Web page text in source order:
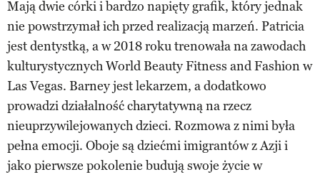
Mają dwie córki i bardzo napięty grafik, który jednak
nie powstrzymał ich przed realizacją marzeń. Patricia
jest dentystką, a w 2018 roku trenowała na zawodach
kulturystycznych World Beauty Fitness and Fashion w
Las Vegas. Barney jest lekarzem, a dodatkowo
prowadzi działalność charytatywną na rzecz
nieuprzywilejowanych dzieci. Rozmowa z nimi była
pełna emocji. Oboje są dziećmi imigrantów z Azji i
jako pierwsze pokolenie budują swoje życie w